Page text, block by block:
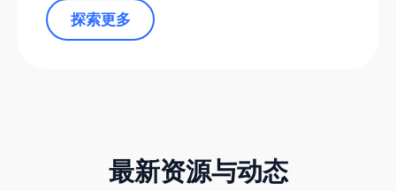
探索更多
最新资源与动态